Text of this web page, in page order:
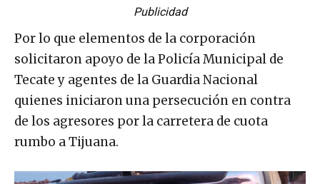
Publicidad
Por lo que elementos de la corporación
solicitaron apoyo de la Policía Municipal de
Tecate y agentes de la Guardia Nacional
quienes iniciaron una persecución en contra
de los agresores por la carretera de cuota
rumbo a Tijuana.